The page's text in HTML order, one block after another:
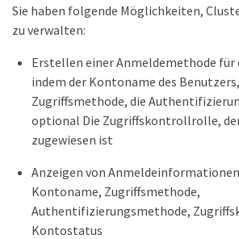
Sie haben folgende Möglichkeiten,
zu verwalten:
Erstellen einer Anmeldemethode für
indem der Kontoname des
Zugriffsmethode, die
optional Die Zugriffskontrollrolle,
zugewiesen ist
Anzeigen von Anmeldeinformationen
Kontoname, Zugriffsmethode,
Authentifizierungsmethode,
Kontostatus